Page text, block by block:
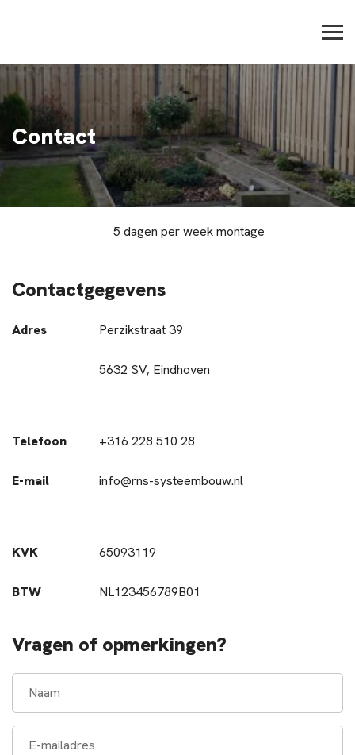
Contact
5 dagen per week montage
Contactgegevens
Adres Perzikstraat 39
5632 SV, Eindhoven
Telefoon +316 228 510 28
E-mail info@rns-systeembouw.nl
KVK 65093119
BTW NL123456789B01
Vragen of opmerkingen?
Naam
Email